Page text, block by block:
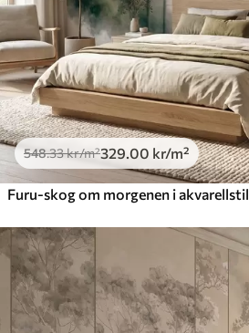
548.33kr/m²329.00 kr/m²
Furu-skog om morgenen i akvarellstil